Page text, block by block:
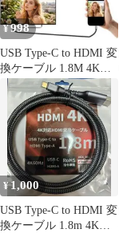
¥998
USB Type-C to HDMI 変
換ケーブル 1.8M 4K
NA27
¥1,000
USB Type-C to HDMI 変
換ケーブル 1.8m 4K